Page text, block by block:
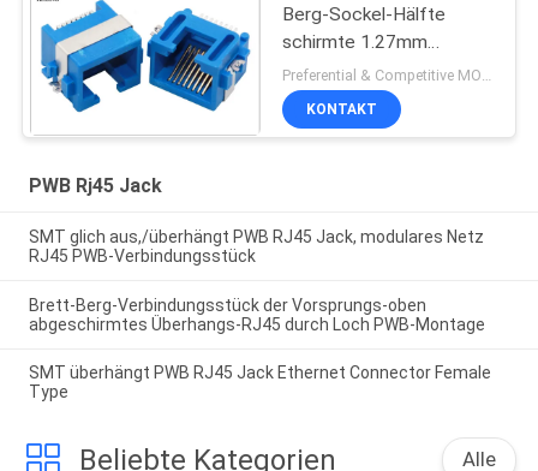
Berg-Sockel-Hälfte
schirmte 1.27mm
Terminalneigung für
Ethernet ab
KONTAKT
PWB Rj45 Jack
SMT glich aus,/überhängt PWB RJ45 Jack, modulares Netz
RJ45 PWB-Verbindungsstück
Brett-Berg-Verbindungsstück der Vorsprungs-oben
abgeschirmtes Überhangs-RJ45 durch Loch PWB-Montage
SMT überhängt PWB RJ45 Jack Ethernet Connector Female
Type
Beliebte Kategorien Alle